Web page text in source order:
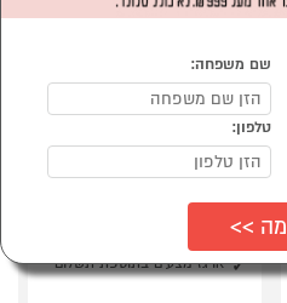
מיטה דגם כפרית + מזרן
ארגז מצעים בתוספת תשלום
שם משפחה:
טלפון: